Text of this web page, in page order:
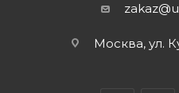
Москва, ул.